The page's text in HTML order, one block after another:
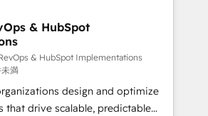
& HubSpot
& HubSpot Implementations
満
design and optimize
that drive scalable, predictable